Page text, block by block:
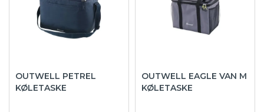
OUTWELL PETREL
KØLETASKE
OUTWELL EAGLE VAN M
KØLETASKE